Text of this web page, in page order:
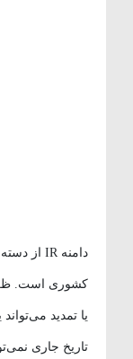
کشوری است.
یا تمدید می‌تواند
تاریخ جاری